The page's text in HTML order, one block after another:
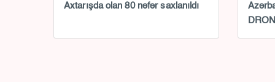
Axtarışda olan 80 nəfər saxlanıldı